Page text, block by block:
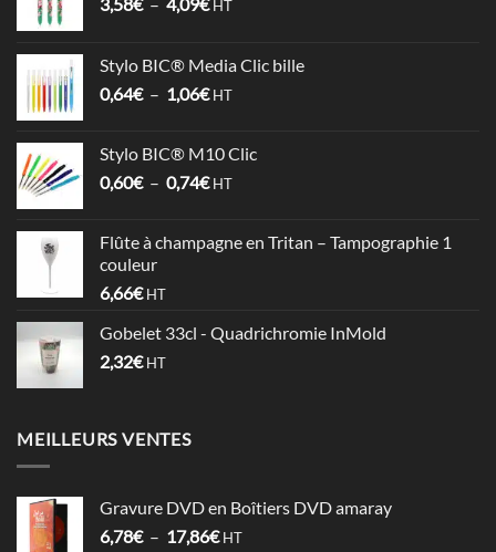
3,58€
à
HT
Stylo BIC® Media Clic bille
0,64€ – 1,06€Plage
0,64€
à
HT
Stylo BIC® M10 Clic
0,60€ – 0,74€Plage
0,60€
HT
Flûte à champagne en Tritan – Tampographie 1
couleur
6,66€ HT
Gobelet 33cl - Quadrichromie InMold
2,32€ HT
MEILLEURS VENTES
Gravure DVD en Boîtiers DVD amaray
6,78€ – 17,86€Plage
HT